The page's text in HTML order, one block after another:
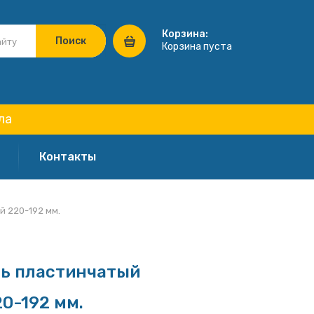
Корзина:
Корзина пуста
Контакты
220-192 мм.
пластинчатый
192 мм.